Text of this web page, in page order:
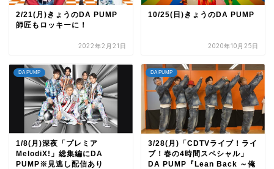
2/21(月)きょうのDA PUMP
師匠もロッキーに！
2022年2月21日
10/25(日)きょうのDA PUMP
2020年10月25日
DA PUMP
1/8(月)深夜「プレミア
MelodiX!」総集編にDA
PUMP※見逃し配信あり
DA PUMP
3/28(月)「CDTVライブ！ライ
ブ！春の4時間スペシャル」
DA PUMP『Lean Back ～俺